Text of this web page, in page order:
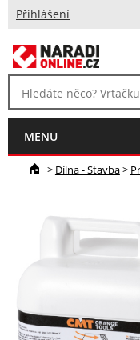
Přihlášení
MENU
> Dílna - Stavba>